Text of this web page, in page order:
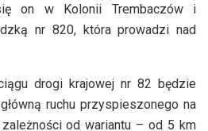
on w Kolonii Trembaczów i
nr 820, która prowadzi nad
drogi krajowej nr 82 będzie
ruchu przyspieszonego na
od wariantu – od 5 km